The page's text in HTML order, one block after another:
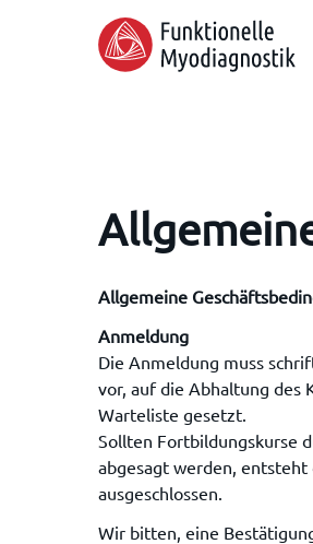
Hit enter to search or ESC
Allgemeine
Anmeldung
Die Anmeldung muss
vor, auf die Abhaltung des
Warteliste gesetzt.
Sollten Fortbildungskurse
abgesagt werden,
ausgeschlossen.
Wir bitten, eine